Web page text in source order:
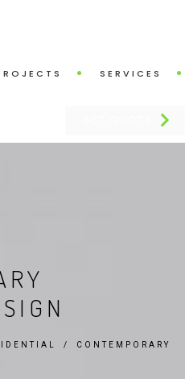
SERVICES
CONTEMPORARY